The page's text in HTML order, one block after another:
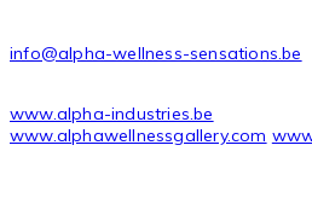
info@alpha-wellness-sensations.be
www.alpha-industries.be
www.alphawellnessgallery.com